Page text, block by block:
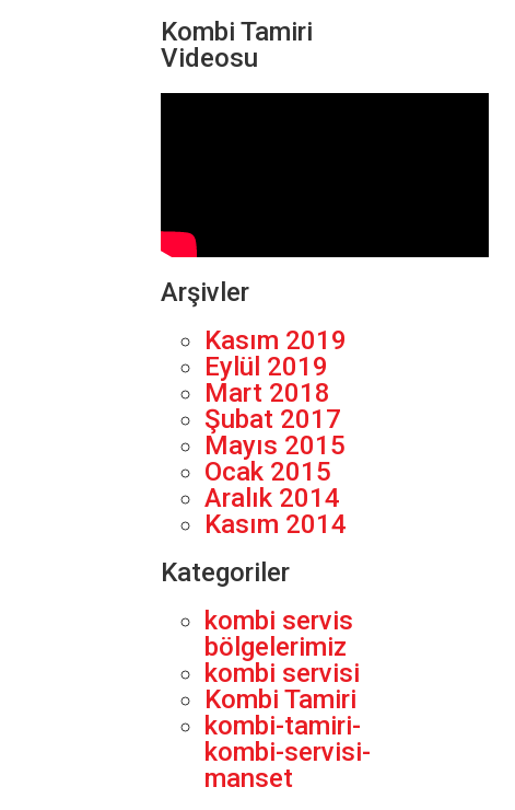
Kombi Tamiri
Videosu
Arşivler
Kasım 2019
Eylül 2019
Mart 2018
Şubat 2017
Mayıs 2015
Ocak 2015
Aralık 2014
Kasım 2014
Kategoriler
kombi servis
bölgelerimiz
kombi servisi
Kombi Tamiri
kombi-tamiri-
kombi-servisi-
manset